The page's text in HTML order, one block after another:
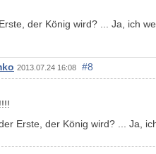
der König wird? ... Ja, ich
2013.07.24 16:08 #8
Erste, der König wird? ... Ja,